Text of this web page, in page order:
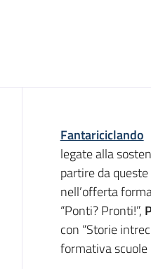
Fantariciclando
legate alla
partire da
nell’offerta
“Ponti? Pronti!”,
con “Storie
formativa scuole